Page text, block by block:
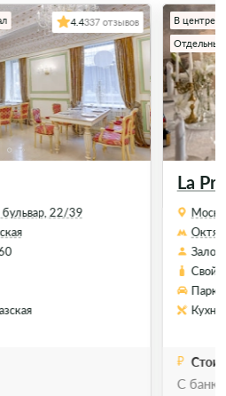
4.4337 отзывов
22/39
La
В центре
Отдельный
Залов
Свой
С